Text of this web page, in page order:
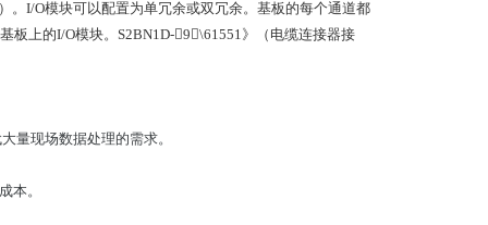
。I/O模块可以配置为单冗余或双冗余。基板的每个通道都
板上的I/O模块。S2BN1D-9\61551》（电缆连接器接
量现场数据处理的需求。
本。